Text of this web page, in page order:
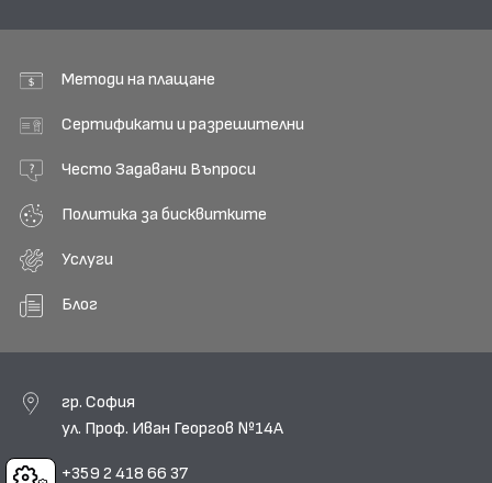
Cookies
Методи на плащане
Сертификати и разрешителни
Често Задавани Въпроси
Политика за бисквитките
Услуги
Блог
гр. София
ул. Проф. Иван Георгов №14А
+359 2 418 66 37